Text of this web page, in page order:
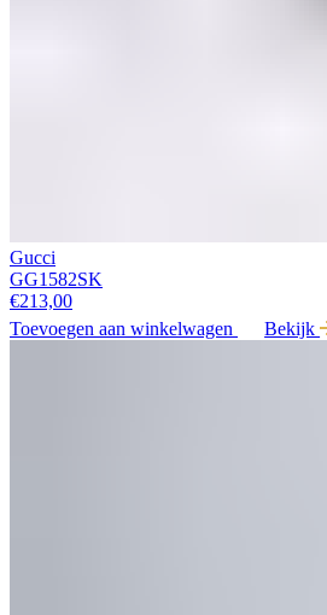
Gucci
GG1582SK
€213,00
Toevoegen aan winkelwagen
Bekijk